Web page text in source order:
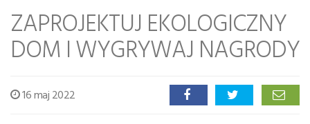
ZAPROJEKTUJ EKOLOGICZNY
DOM I WYGRYWAJ NAGRODY
16 maj 2022